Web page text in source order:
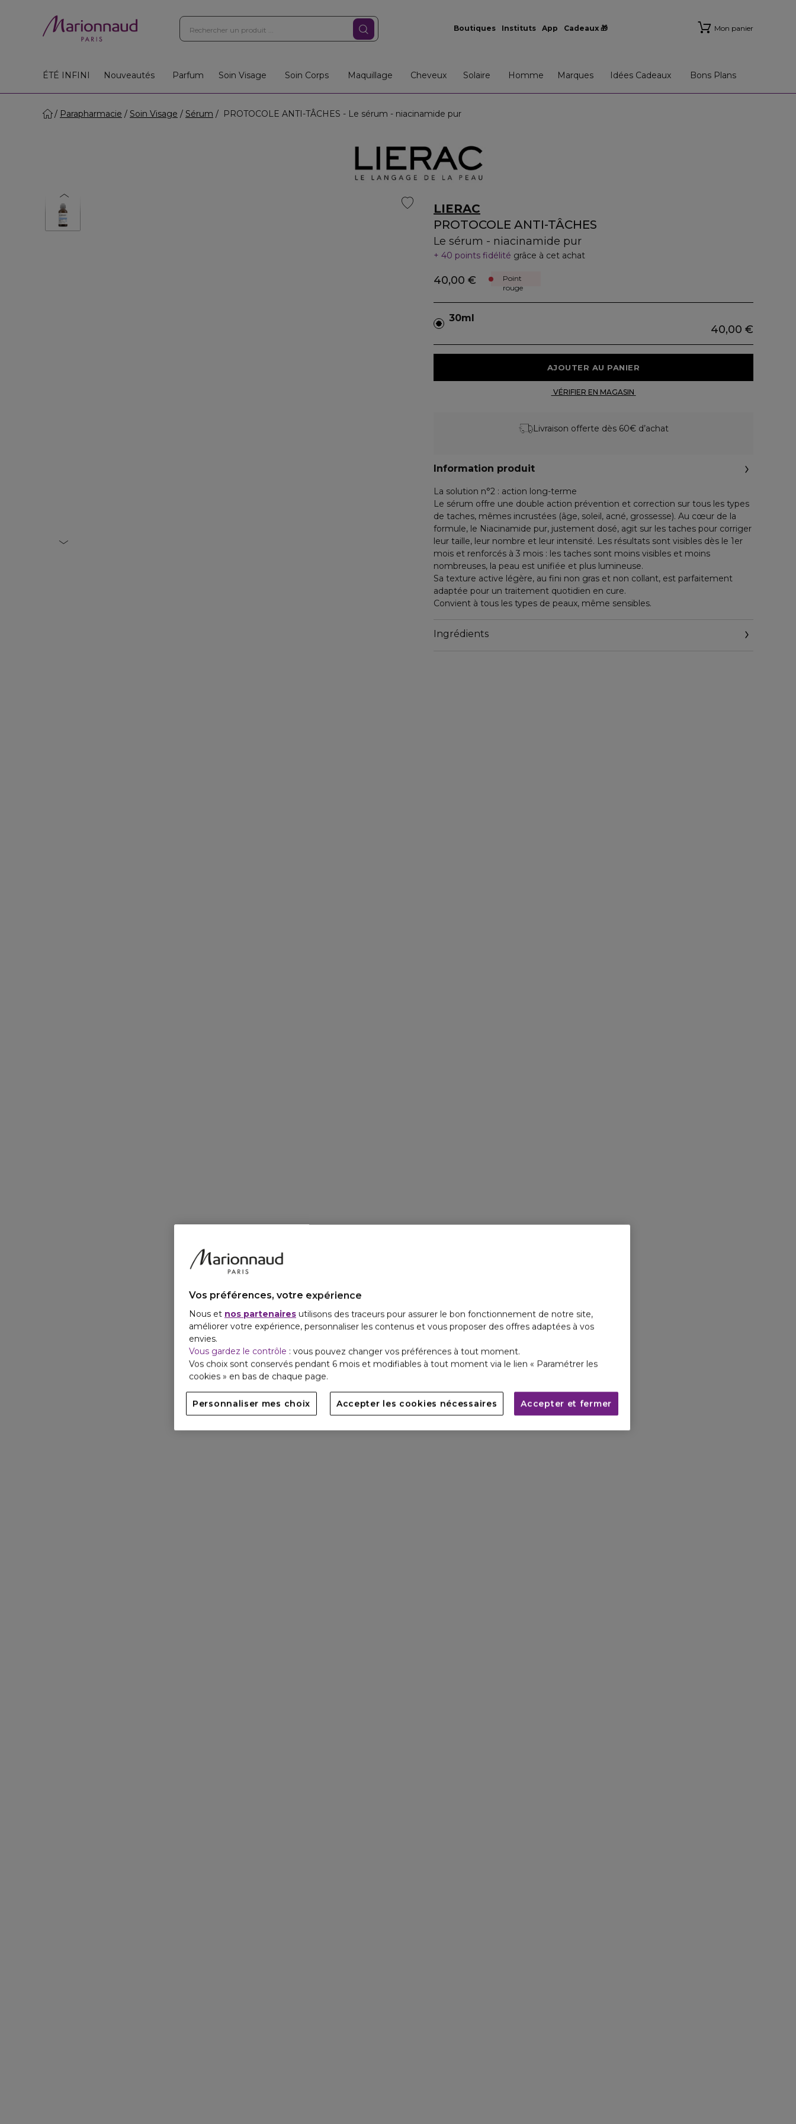
Boutiques Instituts App Cadeaux 🎁 Mon panier
ÉTÉ INFINI Nouveautés Parfum Soin Visage Soin Corps Maquillage Cheveux Solaire Homme Marques Idées Cadeaux Bons Plans
Parapharmacie Soin Visage Sérum PROTOCOLE ANTI-TÂCHES - Le sérum - niacinamide pur
LIERAC
PROTOCOLE ANTI-TÂCHES
Le sérum - niacinamide pur
40 points fidélité grâce à cet achat
40,00 €
Point
rouge
30ml
40,00 €
Livraison offerte dès 60€ d’achat
Information produit
La solution n°2 : action long-terme
Le sérum offre une double action prévention et correction sur tous les types
de taches, mêmes incrustées (âge, soleil, acné, grossesse). Au cœur de la
formule, le Niacinamide pur, justement dosé, agit sur les taches pour corriger
leur taille, leur nombre et leur intensité. Les résultats sont visibles dès le 1er
mois et renforcés à 3 mois : les taches sont moins visibles et moins
nombreuses, la peau est unifiée et plus lumineuse.
Sa texture active légère, au fini non gras et non collant, est parfaitement
adaptée pour un traitement quotidien en cure.
Convient à tous les types de peaux, même sensibles.
Ingrédients
Vos préférences, votre expérience
Nous et nos partenaires utilisons des traceurs pour assurer le bon fonctionnement de notre site,
améliorer votre expérience, personnaliser les contenus et vous proposer des offres adaptées à vos
envies.
Vous gardez le contrôle : vous pouvez changer vos préférences à tout moment.
Vos choix sont conservés pendant 6 mois et modifiables à tout moment via le lien « Paramétrer les
cookies » en bas de chaque page.
Personnaliser mes choix Accepter les cookies nécessaires Accepter et fermer